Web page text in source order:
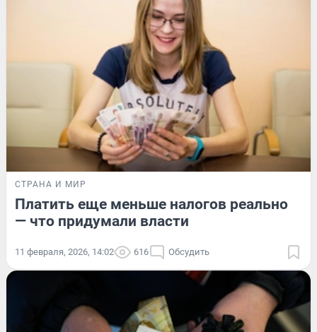
СТРАНА И МИР
Платить еще меньше налогов реально
— что придумали власти
11 февраля, 2026, 14:02 616 Обсудить